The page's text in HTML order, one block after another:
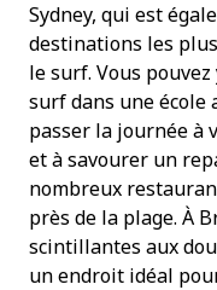
Sydney, qui est
destinations les
le surf. Vous
surf dans une école
passer la journée à
et à savourer un
nombreux
près de la plage. À
scintillantes aux
un endroit idéal